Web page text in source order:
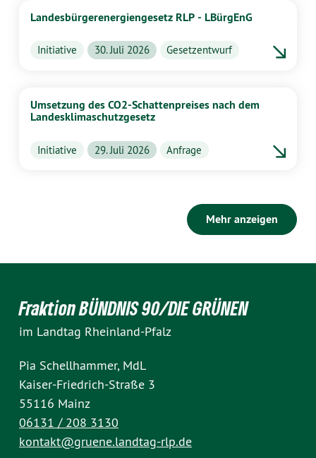
Landesbürgerenergiengesetz RLP - LBürgEnG
Initiative 30. Juli 2026 Gesetzentwurf
Umsetzung des CO2-Schattenpreises nach dem
Landesklimaschutzgesetz
Initiative 29. Juli 2026 Anfrage
Mehr anzeigen
Fraktion BÜNDNIS 90/DIE GRÜNEN
im Landtag Rheinland-Pfalz
Pia Schellhammer, MdL
Kaiser-Friedrich-Straße 3
55116 Mainz
06131 / 208 3130
kontakt@gruene.landtag-rlp.de